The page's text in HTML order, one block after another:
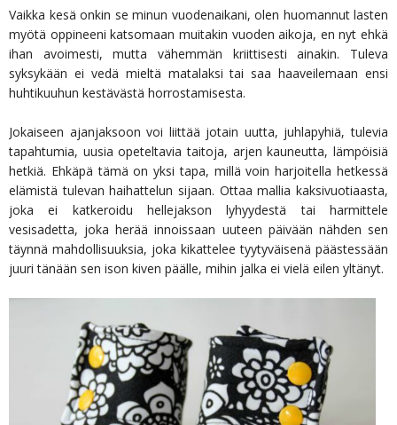
Vaikka kesä onkin se minun vuodenaikani, olen huomannut lasten
myötä oppineeni katsomaan muitakin vuoden aikoja, en nyt ehkä
ihan avoimesti, mutta vähemmän kriittisesti ainakin. Tuleva
syksykään ei vedä mieltä matalaksi tai saa haaveilemaan ensi
huhtikuuhun kestävästä horrostamisesta.
Jokaiseen ajanjaksoon voi liittää jotain uutta, juhlapyhiä, tulevia
tapahtumia, uusia opeteltavia taitoja, arjen kauneutta, lämpöisiä
hetkiä. Ehkäpä tämä on yksi tapa, millä voin harjoitella hetkessä
elämistä tulevan haihattelun sijaan. Ottaa mallia kaksivuotiaasta,
joka ei katkeroidu hellejakson lyhyydestä tai harmittele
vesisadetta, joka herää innoissaan uuteen päivään nähden sen
täynnä mahdollisuuksia, joka kikattelee tyytyväisenä päästessään
juuri tänään sen ison kiven päälle, mihin jalka ei vielä eilen yltänyt.